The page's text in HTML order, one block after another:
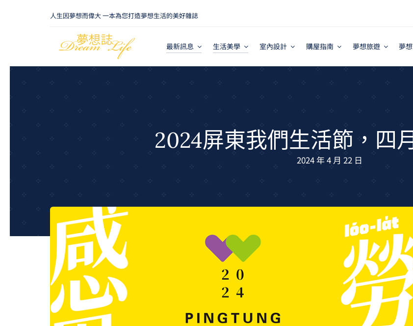
人生因夢想而偉大 一本為您打造夢想生活的美好雜誌
最新訊息 生活美學 室內設計 購屋指南 夢想旅遊 夢
2024屏東我們生活節，四
2024 年 4 月 22 日